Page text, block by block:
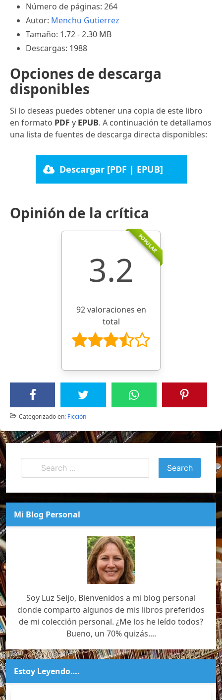
Número de páginas: 264
Autor: Menchu Gutierrez
Tamaño: 1.72 - 2.30 MB
Descargas: 1988
Opciones de descarga
disponibles
Si lo deseas puedes obtener una copia de este libro
en formato PDF y EPUB. A continuación te detallamos
una lista de fuentes de descarga directa disponibles:
Descargar [PDF | EPUB]
Opinión de la crítica
POPULAR
3.2
92 valoraciones en
total
Categorizado en: Ficción
Mi Blog Personal
Soy Luz Seijo, Bienvenidos a mi blog personal
donde comparto algunos de mis libros preferidos
de mi colección personal. ¿Me los he leído todos?
Bueno, un 70% quizás....
Estoy Leyendo….